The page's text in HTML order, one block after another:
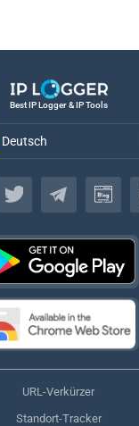
Best IP Logger & IP Tools
Deutsch
Deutsch
URL-Verkürzer
Standort-Tracker